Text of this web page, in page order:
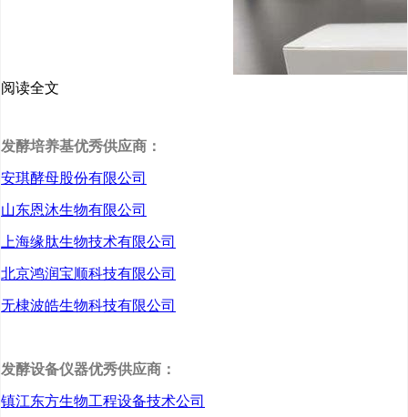
阅读全文
发酵培养基优秀供应商：
安琪酵母股份有限公司
山东恩沐生物有限公司
上海缘肽生物技术有限公司
北京鸿润宝顺科技有限公司
无棣波皓生物科技有限公司
发酵设备仪器优秀供应商：
镇江东方生物工程设备技术公司